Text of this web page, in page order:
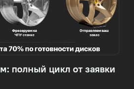
полный цикл от заявки